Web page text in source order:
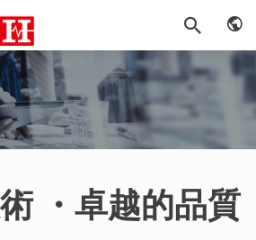
・卓越的品質